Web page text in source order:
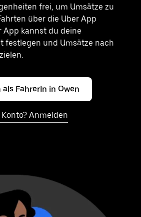
frei, um Umsätze zu
über die Uber App
App kannst du deine
festlegen und Umsätze nach
FahrerIn in Owen
Anmelden